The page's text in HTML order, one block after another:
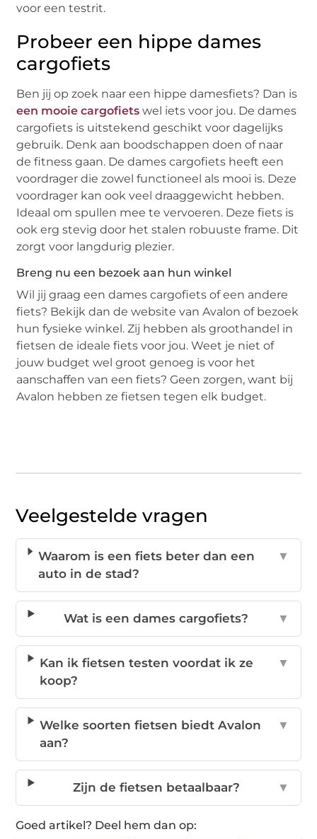
voor een testrit.
Probeer een hippe dames
cargofiets
Ben jij op zoek naar een hippe damesfiets? Dan is
een mooie cargofiets wel iets voor jou. De dames
cargofiets is uitstekend geschikt voor dagelijks
gebruik. Denk aan boodschappen doen of naar
de fitness gaan. De dames cargofiets heeft een
voordrager die zowel functioneel als mooi is. Deze
voordrager kan ook veel draaggewicht hebben.
Ideaal om spullen mee te vervoeren. Deze fiets is
ook erg stevig door het stalen robuuste frame. Dit
zorgt voor langdurig plezier.
Breng nu een bezoek aan hun winkel
Wil jij graag een dames cargofiets of een andere
fiets? Bekijk dan de website van Avalon of bezoek
hun fysieke winkel. Zij hebben als groothandel in
fietsen de ideale fiets voor jou. Weet je niet of
jouw budget wel groot genoeg is voor het
aanschaffen van een fiets? Geen zorgen, want bij
Avalon hebben ze fietsen tegen elk budget.
Veelgestelde vragen
Waarom is een fiets beter dan een
auto in de stad?
▼
Wat is een dames cargofiets? ▼
Kan ik fietsen testen voordat ik ze
koop?
▼
Welke soorten fietsen biedt Avalon
aan?
▼
Zijn de fietsen betaalbaar? ▼
Goed artikel? Deel hem dan op: